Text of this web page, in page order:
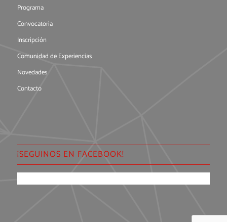
Programa
Convocatoria
Inscripción
Comunidad de Experiencias
Novedades
Contacto
¡SEGUINOS EN FACEBOOK!